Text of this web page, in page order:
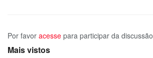
Por favor acesse para participar da discussão
Mais vistos